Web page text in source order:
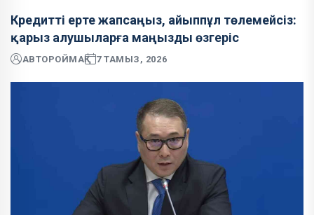
Кредитті ерте жапсаңыз, айыппұл төлемейсіз:
қарыз алушыларға маңызды өзгеріс
АВТОРОЙМАҚ 7 ТАМЫЗ, 2026